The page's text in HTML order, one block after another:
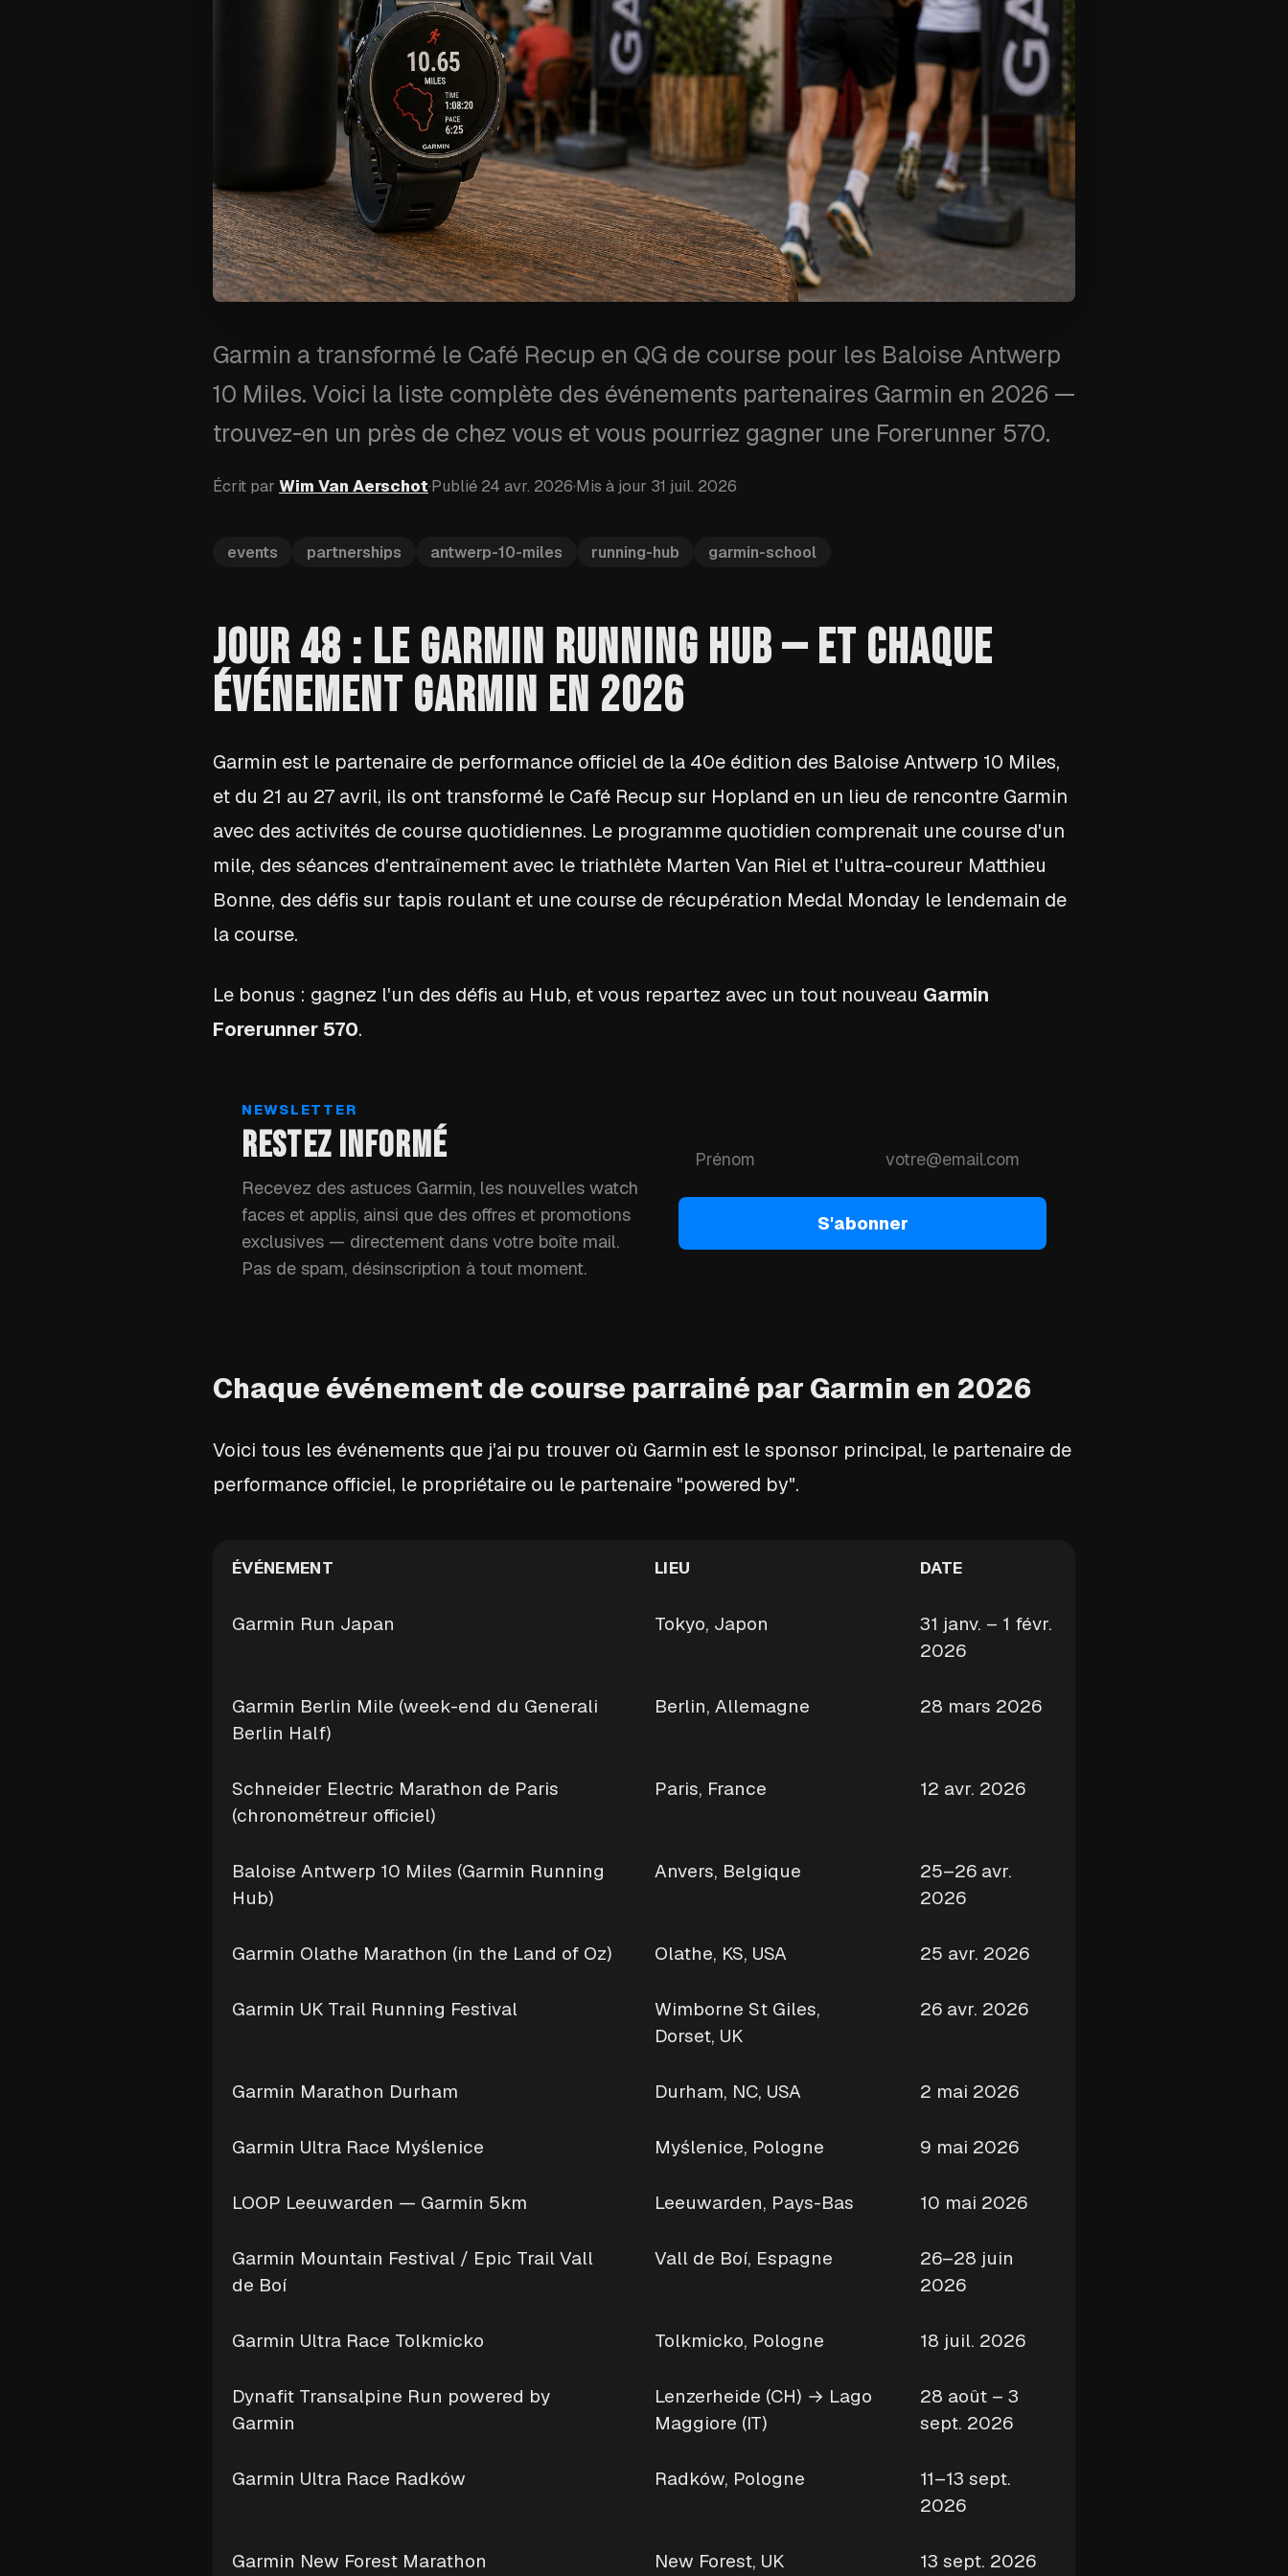
Garmin a transformé le Café Recup en QG de course pour les Baloise Antwerp
10 Miles. Voici la liste complète des événements partenaires Garmin en 2026 —
trouvez-en un près de chez vous et vous pourriez gagner une Forerunner 570.
Écrit par Wim Van Aerschot·Publié 24 avr. 2026·Mis à jour 31 juil. 2026
events partnerships antwerp-10-miles running-hub garmin-school
JOUR 48 : LE GARMIN RUNNING HUB — ET CHAQUE
ÉVÉNEMENT GARMIN EN 2026
Garmin est le partenaire de performance officiel de la 40e édition des Baloise Antwerp 10 Miles,
et du 21 au 27 avril, ils ont transformé le Café Recup sur Hopland en un lieu de rencontre Garmin
avec des activités de course quotidiennes. Le programme quotidien comprenait une course d'un
mile, des séances d'entraînement avec le triathlète Marten Van Riel et l'ultra-coureur Matthieu
Bonne, des défis sur tapis roulant et une course de récupération Medal Monday le lendemain de
la course.
Le bonus : gagnez l'un des défis au Hub, et vous repartez avec un tout nouveau Garmin
Forerunner 570.
NEWSLETTER
RESTEZ INFORMÉ
Recevez des astuces Garmin, les nouvelles watch
faces et applis, ainsi que des offres et promotions
exclusives — directement dans votre boîte mail.
Pas de spam, désinscription à tout moment.
S'abonner
Chaque événement de course parrainé par Garmin en 2026
Voici tous les événements que j'ai pu trouver où Garmin est le sponsor principal, le partenaire de
performance officiel, le propriétaire ou le partenaire "powered by".
ÉVÉNEMENT LIEU DATE
Garmin Run Japan Tokyo, Japon
31 janv. – 1 févr.
2026
Garmin Berlin Mile (week-end du Generali
Berlin Half)
Berlin, Allemagne 28 mars 2026
Schneider Electric Marathon de Paris
(chronométreur officiel)
Paris, France 12 avr. 2026
Baloise Antwerp 10 Miles (Garmin Running
Hub)
Anvers, Belgique
25–26 avr.
2026
Garmin Olathe Marathon (in the Land of Oz) Olathe, KS, USA 25 avr. 2026
Garmin UK Trail Running Festival
Wimborne St Giles,
Dorset, UK
26 avr. 2026
Garmin Marathon Durham Durham, NC, USA 2 mai 2026
Garmin Ultra Race Myślenice Myślenice, Pologne 9 mai 2026
LOOP Leeuwarden — Garmin 5km Leeuwarden, Pays-Bas 10 mai 2026
Garmin Mountain Festival / Epic Trail Vall
de Boí
Vall de Boí, Espagne
26–28 juin
2026
Garmin Ultra Race Tolkmicko Tolkmicko, Pologne 18 juil. 2026
Dynafit Transalpine Run powered by
Garmin
Lenzerheide (CH) → Lago
Maggiore (IT)
28 août – 3
sept. 2026
Garmin Ultra Race Radków Radków, Pologne
11–13 sept.
2026
Garmin New Forest Marathon New Forest, UK 13 sept. 2026